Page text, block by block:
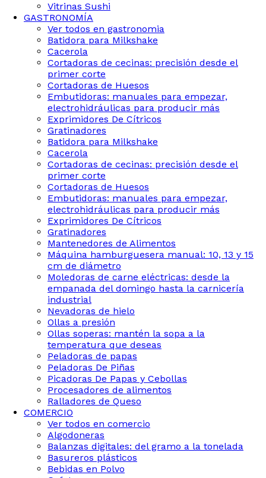
Vitrinas Sushi
GASTRONOMÍA
Ver todos en gastronomia
Batidora para Milkshake
Cacerola
Cortadoras de cecinas: precisión desde el
primer corte
Cortadoras de Huesos
Embutidoras: manuales para empezar,
electrohidráulicas para producir más
Exprimidores De Cítricos
Gratinadores
Batidora para Milkshake
Cacerola
Cortadoras de cecinas: precisión desde el
primer corte
Cortadoras de Huesos
Embutidoras: manuales para empezar,
electrohidráulicas para producir más
Exprimidores De Cítricos
Gratinadores
Mantenedores de Alimentos
Máquina hamburguesera manual: 10, 13 y 15
cm de diámetro
Moledoras de carne eléctricas: desde la
empanada del domingo hasta la carnicería
industrial
Nevadoras de hielo
Ollas a presión
Ollas soperas: mantén la sopa a la
temperatura que deseas
Peladoras de papas
Peladoras De Piñas
Picadoras De Papas y Cebollas
Procesadores de alimentos
Ralladores de Queso
COMERCIO
Ver todos en comercio
Algodoneras
Balanzas digitales: del gramo a la tonelada
Basureros plásticos
Bebidas en Polvo